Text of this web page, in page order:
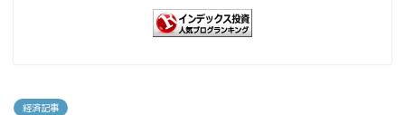
経済記事